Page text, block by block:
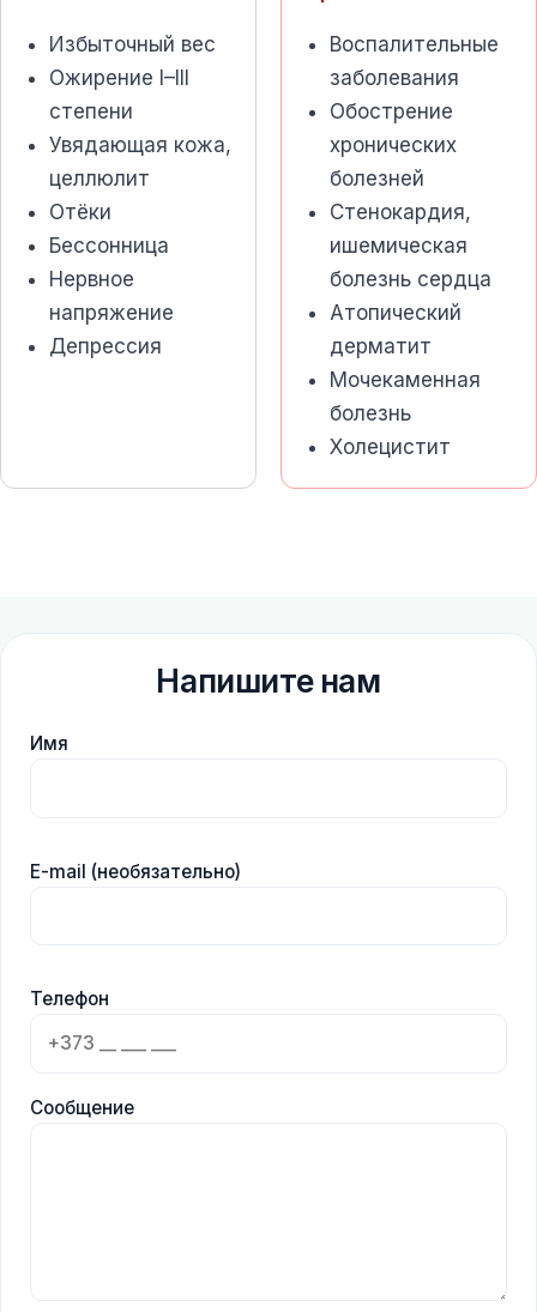
Избыточный вес
Ожирение I–III
степени
Увядающая кожа,
целлюлит
Отёки
Бессонница
Нервное
напряжение
Депрессия
Воспалительные
заболевания
Обострение
хронических
болезней
Стенокардия,
ишемическая
болезнь сердца
Атопический
дерматит
Мочекаменная
болезнь
Холецистит
Напишите нам
Имя
E-mail (необязательно)
Телефон
Сообщение